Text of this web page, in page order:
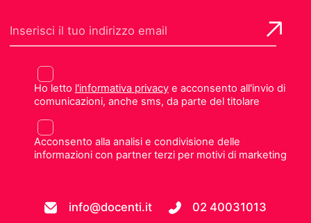
Ho letto l'informativa privacye acconsento all'invio di
comunicazioni, anche sms, da parte del titolare
Acconsento alla analisi e condivisione delle
informazioni con partner terzi per motivi di marketing
info@docenti.it 02 40031013